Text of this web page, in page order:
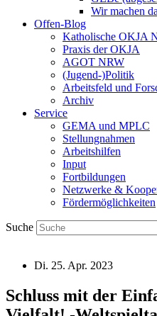
Wir machen
Offen-Blog
Katholische OKJA
Praxis der OKJA
AGOT NRW
(Jugend-)Politik
Arbeitsfeld und
Archiv
Service
GEMA und MPLC
Stellungnahmen
Arbeitshilfen
Input
Fortbildungen
Netzwerke &
Fördermöglichkeiten
Suche
Di. 25. Apr. 2023
Schluss mit der